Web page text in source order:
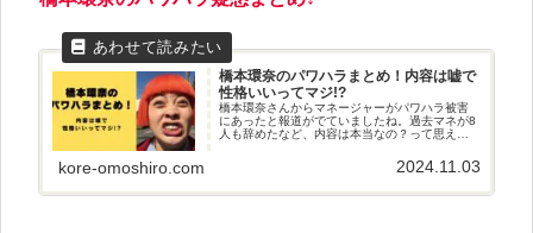
橋本環奈のパワハラまとめ！内容は嘘で
性格いいってマジ!?
橋本環奈さんからマネージャーがパワハラ被害
にあったと報道がでていましたね。過去マネが8
人も辞めたなど、内容は本当なの？って思えち
の中身まとめや、実はパワハラ内容は嘘だっ
た？「性格がいい」と言われてい...
kore-omoshiro.com 2024.11.03